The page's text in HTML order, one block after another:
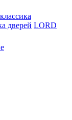
дверей LORD